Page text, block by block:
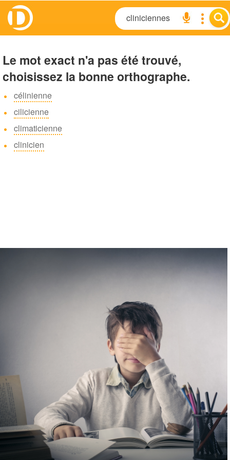
Le mot exact n'a pas été trouvé,
choisissez la bonne orthographe.
célinienne
cilicienne
climaticienne
clinicien